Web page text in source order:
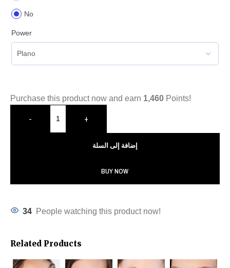
No
Power
Purchase this product now and earn 1,460 Points!
- +
إضافة إلى السلة
BUY NOW
34 People watching this product now!
Related Products